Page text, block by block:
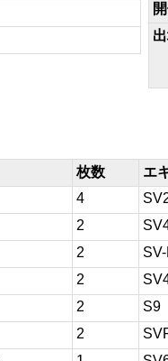
枚数
エ
4
2
2
2
2
S9
2